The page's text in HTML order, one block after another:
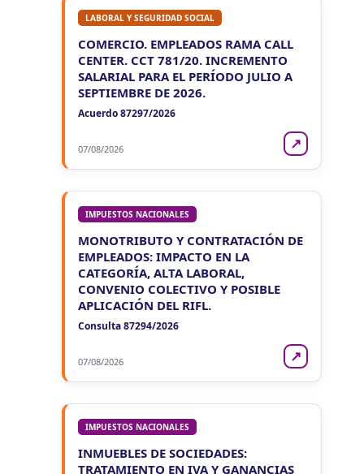
LABORAL Y SEGURIDAD SOCIAL
COMERCIO. EMPLEADOS RAMA CALL
CENTER. CCT 781/20. INCREMENTO
SALARIAL PARA EL PERÍODO JULIO A
SEPTIEMBRE DE 2026.
Acuerdo 87297/2026
07/08/2026 ↗
IMPUESTOS NACIONALES
MONOTRIBUTO Y CONTRATACIÓN DE
EMPLEADOS: IMPACTO EN LA
CATEGORÍA, ALTA LABORAL,
CONVENIO COLECTIVO Y POSIBLE
APLICACIÓN DEL RIFL.
Consulta 87294/2026
07/08/2026 ↗
IMPUESTOS NACIONALES
INMUEBLES DE SOCIEDADES:
TRATAMIENTO EN IVA Y GANANCIAS